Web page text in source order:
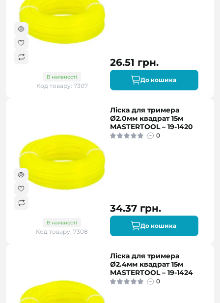
В наявності
Код товару: 7307
26.51 грн.
До кошика
В наявності
Код товару: 7308
Ліска для тримера
Ø2.0мм квадрат 15м
MASTERTOOL – 19-1420
0
34.37 грн.
До кошика
Ліска для тримера
Ø2.4мм квадрат 15м
MASTERTOOL – 19-1424
0